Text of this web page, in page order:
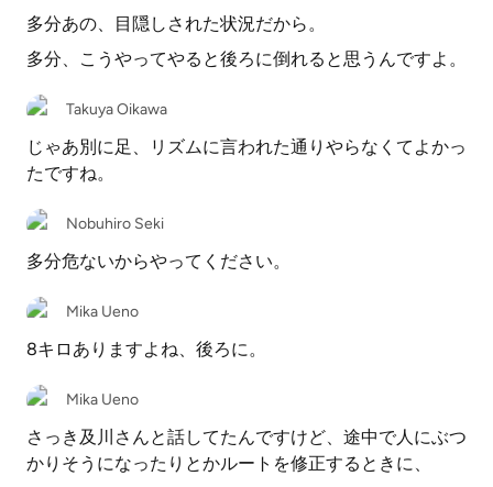
多分あの、目隠しされた状況だから。
多分、こうやってやると後ろに倒れると思うんですよ。
Takuya Oikawa
じゃあ別に足、リズムに言われた通りやらなくてよかっ
たですね。
Nobuhiro Seki
多分危ないからやってください。
Mika Ueno
8キロありますよね、後ろに。
Mika Ueno
さっき及川さんと話してたんですけど、途中で人にぶつ
かりそうになったりとかルートを修正するときに、